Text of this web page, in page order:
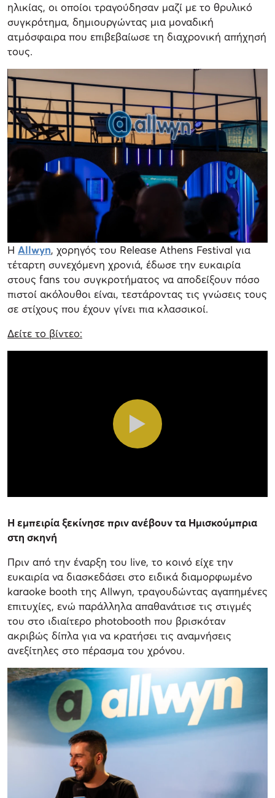
ηλικίας, οι οποίοι τραγούδησαν μαζί με το θρυλικό
συγκρότημα, δημιουργώντας μια μοναδική
ατμόσφαιρα που επιβεβαίωσε τη διαχρονική απήχησή
τους.
Η Allwyn, χορηγός του Release Athens Festival για
τέταρτη συνεχόμενη χρονιά, έδωσε την ευκαιρία
στους fans του συγκροτήματος να αποδείξουν πόσο
πιστοί ακόλουθοι είναι, τεστάροντας τις γνώσεις τους
σε στίχους που έχουν γίνει πια κλασσικοί.
Δείτε το βίντεο:
Η εμπειρία ξεκίνησε πριν ανέβουν τα Ημισκούμπρια
στη σκηνή
Πριν από την έναρξη του live, το κοινό είχε την
ευκαιρία να διασκεδάσει στο ειδικά διαμορφωμένο
karaoke booth της Allwyn, τραγουδώντας αγαπημένες
επιτυχίες, ενώ παράλληλα απαθανάτισε τις στιγμές
του στο ιδιαίτερο photobooth που βρισκόταν
ακριβώς δίπλα για να κρατήσει τις αναμνήσεις
ανεξίτηλες στο πέρασμα του χρόνου.